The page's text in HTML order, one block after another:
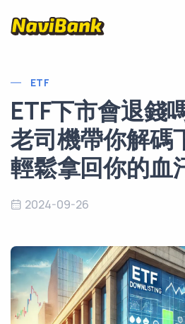
ETF
ETF下市會退錢
老司機帶你解碼
輕鬆拿回你的血
2024-09-26